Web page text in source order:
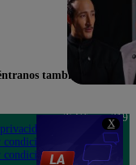
X
también en
Teléfono: 219
Av. San
Felipe 968